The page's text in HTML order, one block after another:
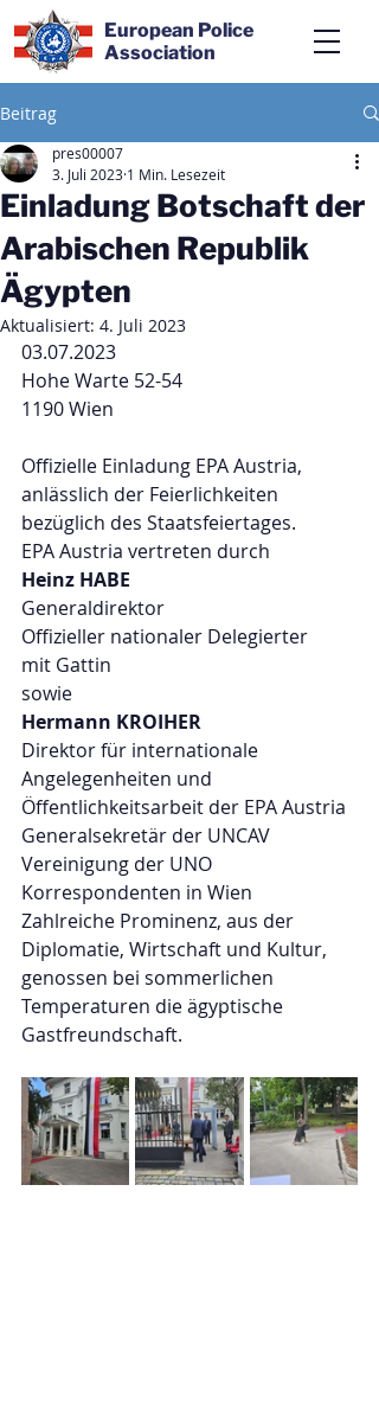
European Police
Association
Beitrag
Einladung Botschaft der
Arabischen Republik
Ägypten
pres00007
3. Juli 2023 1 Min. Lesezeit
Aktualisiert: 4. Juli 2023
03.07.2023
Hohe Warte 52-54
1190 Wien
Offizielle Einladung EPA Austria,
anlässlich der Feierlichkeiten
bezüglich des Staatsfeiertages.
EPA Austria vertreten durch
Heinz HABE
Generaldirektor
Offizieller nationaler Delegierter
mit Gattin
sowie
Hermann KROIHER
Direktor für internationale
Angelegenheiten und
Öffentlichkeitsarbeit der EPA Austria
Generalsekretär der UNCAV
Vereinigung der UNO
Korrespondenten in Wien
Zahlreiche Prominenz, aus der
Diplomatie, Wirtschaft und Kultur,
genossen bei sommerlichen
Temperaturen die ägyptische
Gastfreundschaft.